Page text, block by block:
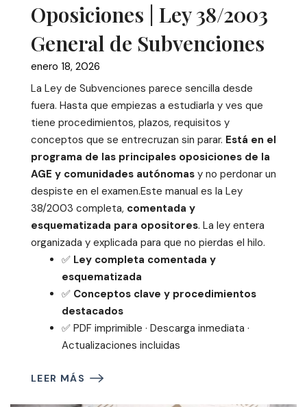
Oposiciones | Ley 38/2003
General de Subvenciones
enero 18, 2026
La Ley de Subvenciones parece sencilla desde
fuera. Hasta que empiezas a estudiarla y ves que
tiene procedimientos, plazos, requisitos y
conceptos que se entrecruzan sin parar. Está en el
programa de las principales oposiciones de la
AGE y comunidades autónomas y no perdonar un
despiste en el examen.Este manual es la Ley
38/2003 completa, comentada y
esquematizada para opositores. La ley entera
organizada y explicada para que no pierdas el hilo.
✅ Ley completa comentada y
esquematizada
✅ Conceptos clave y procedimientos
destacados
✅ PDF imprimible · Descarga inmediata ·
Actualizaciones incluidas
LEER MÁS